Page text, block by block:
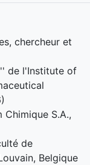
chercheur et
de l'Institute of
S.A.,
de
Belgique